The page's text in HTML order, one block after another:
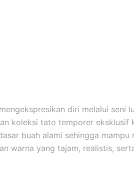
diri melalui seni
koleksi tato temporer eksklusif
buah alami sehingga mampu
warna yang tajam, realistis,